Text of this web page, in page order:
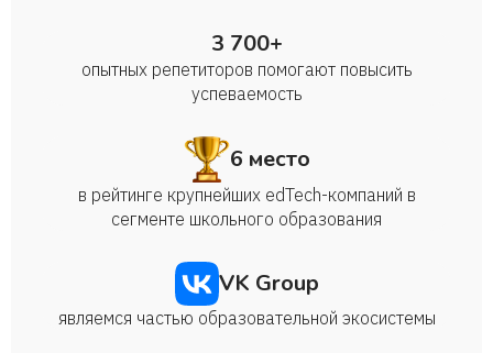
Ангелина
Мария
3 700+
опытных репетиторов помогают повысить
успеваемость
6 место
в рейтинге крупнейших edTech-компаний в
сегменте школьного образования
VK Group
являемся частью образовательной экосистемы